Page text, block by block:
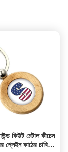
কিউট মেটাল কীচেন
প্লেইন কাঠের চাবির